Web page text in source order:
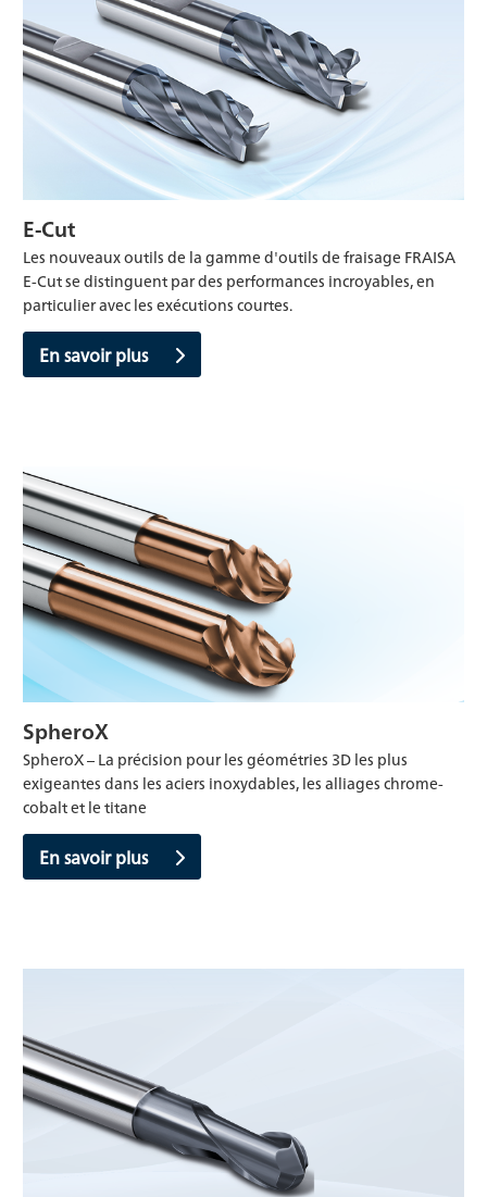
E-Cut
Les nouveaux outils de la gamme d'outils de fraisage FRAISA
E-Cut se distinguent par des performances incroyables, en
particulier avec les exécutions courtes.
En savoir plus
SpheroX
SpheroX – La précision pour les géométries 3D les plus
exigeantes dans les aciers inoxydables, les alliages chrome-
cobalt et le titane
En savoir plus